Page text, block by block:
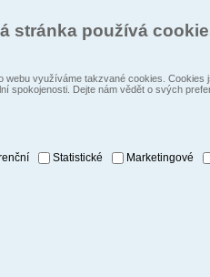
stránka používá
webu využíváme takzvané cookies.
spokojenosti. Dejte nám vědět o svých
Statistické Marketingové